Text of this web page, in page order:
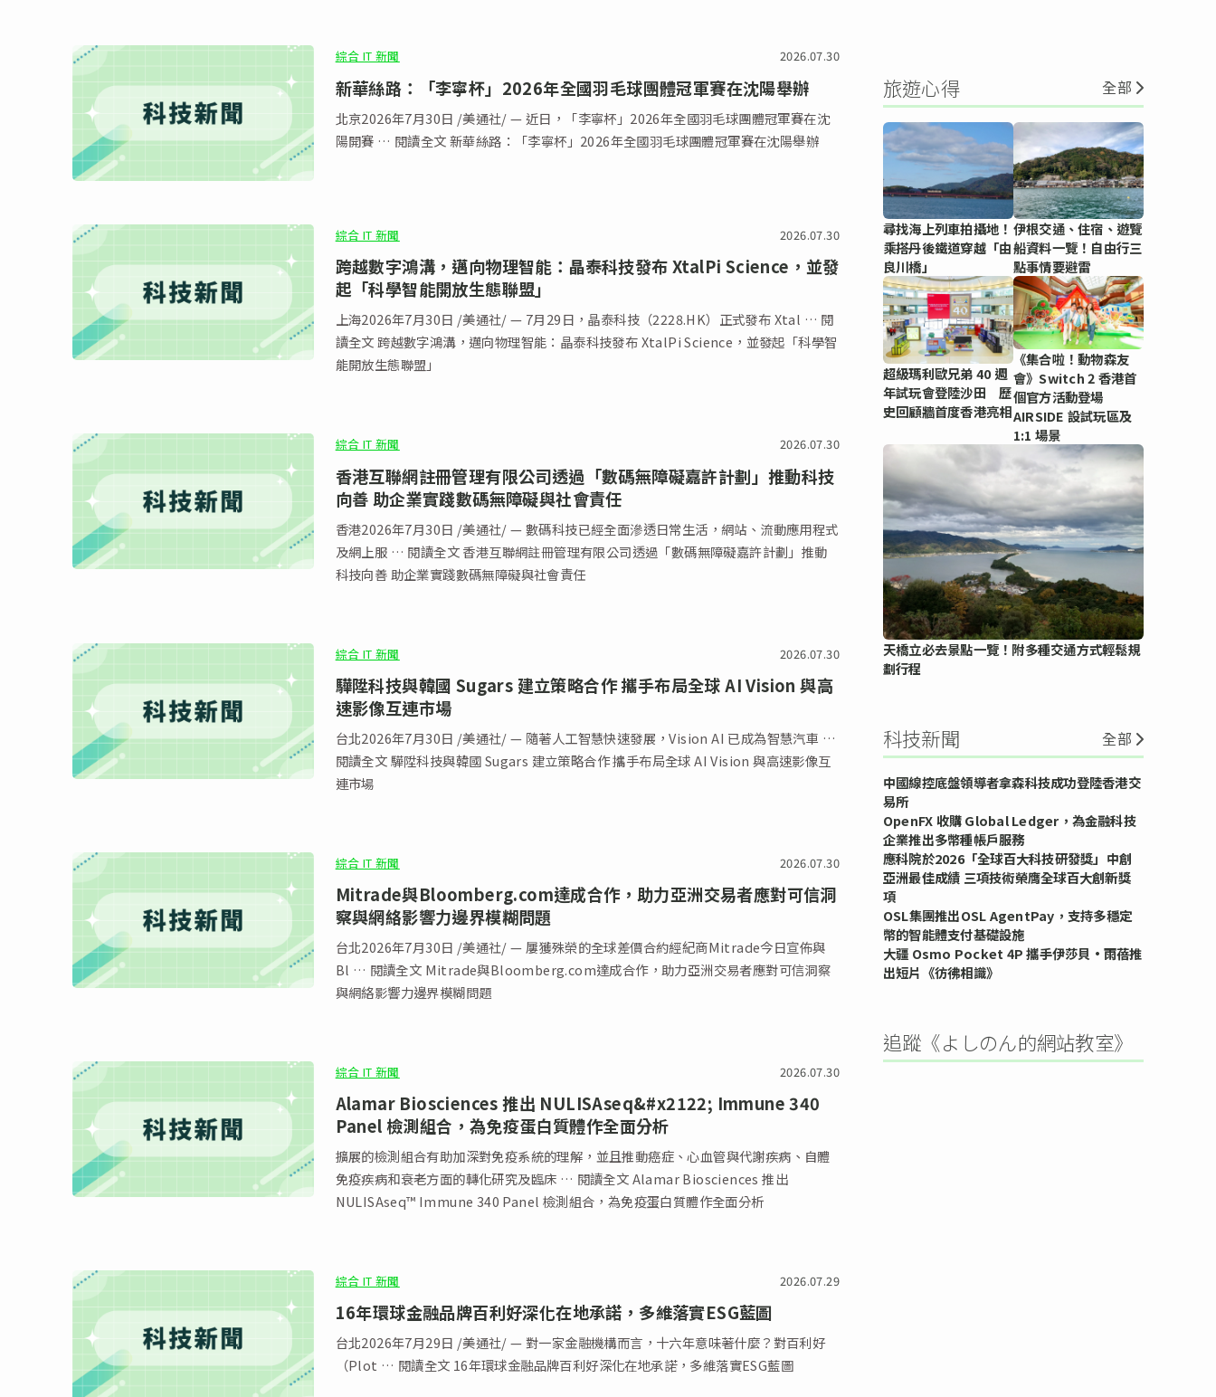
綜合 IT 新聞 2026.07.30
新華絲路：「李寧杯」2026年全國羽毛球團體冠軍賽在沈陽舉辦
北京2026年7月30日 /美通社/ — 近日，「李寧杯」2026年全國羽毛球團體冠軍賽在沈
陽開賽 … 閱讀全文 新華絲路：「李寧杯」2026年全國羽毛球團體冠軍賽在沈陽舉辦
綜合 IT 新聞 2026.07.30
跨越數字鴻溝，邁向物理智能：晶泰科技發布 XtalPi Science，並發
起「科學智能開放生態聯盟」
上海2026年7月30日 /美通社/ — 7月29日，晶泰科技（2228.HK）正式發布 Xtal … 閱
讀全文 跨越數字鴻溝，邁向物理智能：晶泰科技發布 XtalPi Science，並發起「科學智
能開放生態聯盟」
綜合 IT 新聞 2026.07.30
香港互聯網註冊管理有限公司透過「數碼無障礙嘉許計劃」推動科技
向善 助企業實踐數碼無障礙與社會責任
香港2026年7月30日 /美通社/ — 數碼科技已經全面滲透日常生活，網站、流動應用程式
及網上服 … 閱讀全文 香港互聯網註冊管理有限公司透過「數碼無障礙嘉許計劃」推動
科技向善 助企業實踐數碼無障礙與社會責任
綜合 IT 新聞 2026.07.30
驊陞科技與韓國 Sugars 建立策略合作 攜手布局全球 AI Vision 與高
速影像互連市場
台北2026年7月30日 /美通社/ — 隨著人工智慧快速發展，Vision AI 已成為智慧汽車 …
閱讀全文 驊陞科技與韓國 Sugars 建立策略合作 攜手布局全球 AI Vision 與高速影像互
連市場
綜合 IT 新聞 2026.07.30
Mitrade與Bloomberg.com達成合作，助力亞洲交易者應對可信洞
察與網絡影響力邊界模糊問題
台北2026年7月30日 /美通社/ — 屢獲殊榮的全球差價合約經紀商Mitrade今日宣佈與
Bl … 閱讀全文 Mitrade與Bloomberg.com達成合作，助力亞洲交易者應對可信洞察
與網絡影響力邊界模糊問題
綜合 IT 新聞 2026.07.30
Alamar Biosciences 推出 NULISAseq&#x2122; Immune 340
Panel 檢測組合，為免疫蛋白質體作全面分析
擴展的檢測組合有助加深對免疫系統的理解，並且推動癌症、心血管與代謝疾病、自體
免疫疾病和衰老方面的轉化研究及臨床 … 閱讀全文 Alamar Biosciences 推出
NULISAseq™ Immune 340 Panel 檢測組合，為免疫蛋白質體作全面分析
綜合 IT 新聞 2026.07.29
16年環球金融品牌百利好深化在地承諾，多維落實ESG藍圖
台北2026年7月29日 /美通社/ — 對一家金融機構而言，十六年意味著什麼？對百利好
（Plot … 閱讀全文 16年環球金融品牌百利好深化在地承諾，多維落實ESG藍圖
旅遊心得 全部
尋找海上列車拍攝地！
乘搭丹後鐵道穿越「由
良川橋」
伊根交通、住宿、遊覽
船資料一覽！自由行三
點事情要避雷
超級瑪利歐兄弟 40 週
年試玩會登陸沙田 歷
史回顧牆首度香港亮相
《集合啦！動物森友
會》Switch 2 香港首
個官方活動登場
AIRSIDE 設試玩區及
1:1 場景
天橋立必去景點一覽！附多種交通方式輕鬆規
劃行程
科技新聞 全部
中國線控底盤領導者拿森科技成功登陸香港交
易所
OpenFX 收購 Global Ledger，為金融科技
企業推出多幣種帳戶服務
應科院於2026「全球百大科技研發獎」中創
亞洲最佳成績 三項技術榮膺全球百大創新獎
項
OSL集團推出OSL AgentPay，支持多穩定
幣的智能體支付基礎設施
大疆 Osmo Pocket 4P 攜手伊莎貝•雨蓓推
出短片《彷彿相識》
追蹤《よしのん的網站教室》